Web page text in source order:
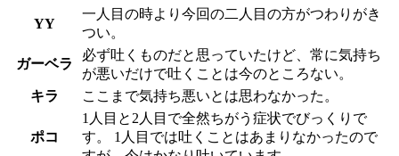
YY
一人目の時より今回の二人目の方がつわりがき
つい。
ガーベラ
必ず吐くものだと思っていたけど、常に気持ち
が悪いだけで吐くことは今のところない。
キラ
ここまで気持ち悪いとは思わなかった。
ポコ
1人目と2人目で全然ちがう症状でびっくりで
す。 1人目では吐くことはあまりなかったので